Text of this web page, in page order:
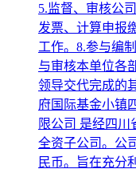
5.监督、审核公
发票、计算申报
工作。8.参与编
与审核本单位各
领导交代完成的
府国际基金小镇
限公司 是经四
全资子公司。公
民币。旨在充分